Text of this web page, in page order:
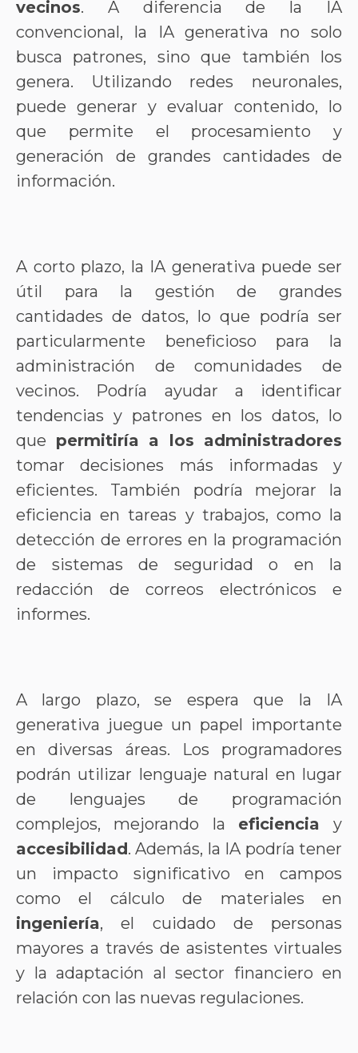
vecinos. A diferencia de la IA
convencional, la IA generativa no solo
busca patrones, sino que también los
genera. Utilizando redes neuronales,
puede generar y evaluar contenido, lo
que permite el procesamiento y
generación de grandes cantidades de
información.
A corto plazo, la IA generativa puede ser
útil para la gestión de grandes
cantidades de datos, lo que podría ser
particularmente beneficioso para la
administración de comunidades de
vecinos. Podría ayudar a identificar
tendencias y patrones en los datos, lo
que permitiría a los administradores
tomar decisiones más informadas y
eficientes. También podría mejorar la
eficiencia en tareas y trabajos, como la
detección de errores en la programación
de sistemas de seguridad o en la
redacción de correos electrónicos e
informes.
A largo plazo, se espera que la IA
generativa juegue un papel importante
en diversas áreas. Los programadores
podrán utilizar lenguaje natural en lugar
de lenguajes de programación
complejos, mejorando la eficiencia y
accesibilidad. Además, la IA podría tener
un impacto significativo en campos
como el cálculo de materiales en
ingeniería, el cuidado de personas
mayores a través de asistentes virtuales
y la adaptación al sector financiero en
relación con las nuevas regulaciones.